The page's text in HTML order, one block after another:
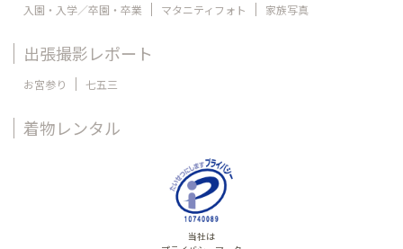
入園・入学／卒園・卒業
マタニティフォト 家族写真
出張撮影レポート
お宮参り 七五三
着物レンタル
当社は